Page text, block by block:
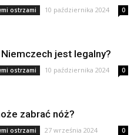
ostrzami 10 października 2024 0
jest legalny?
ostrzami 10 października 2024 0
zabrać nóż?
ostrzami 27 września 2024 0